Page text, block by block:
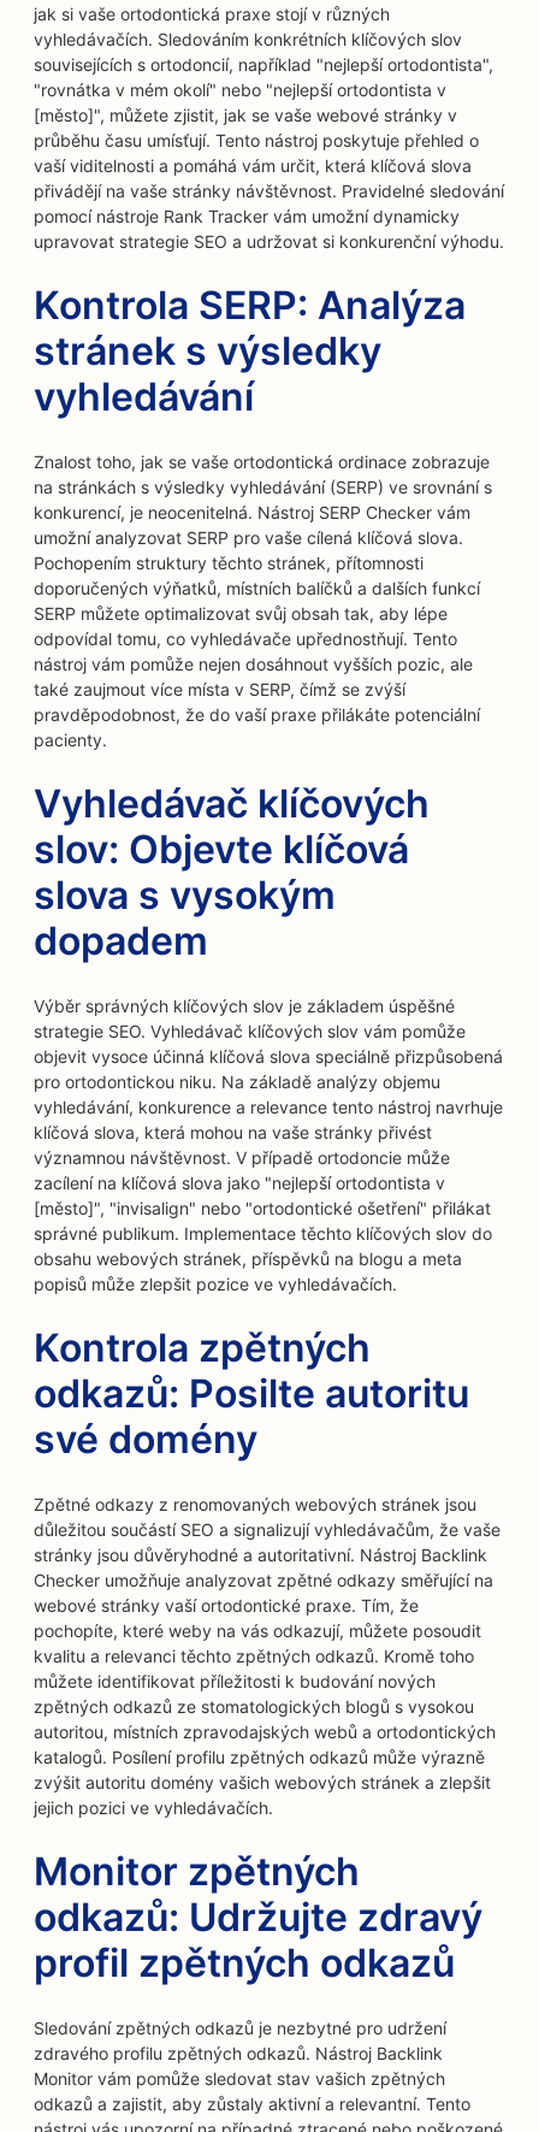
jak si vaše ortodontická praxe stojí v různých
vyhledávačích. Sledováním konkrétních klíčových slov
souvisejících s ortodoncií, například "nejlepší ortodontista",
"rovnátka v mém okolí" nebo "nejlepší ortodontista v
[město]", můžete zjistit, jak se vaše webové stránky v
průběhu času umísťují. Tento nástroj poskytuje přehled o
vaší viditelnosti a pomáhá vám určit, která klíčová slova
přivádějí na vaše stránky návštěvnost. Pravidelné sledování
pomocí nástroje Rank Tracker vám umožní dynamicky
upravovat strategie SEO a udržovat si konkurenční výhodu.
Kontrola SERP: Analýza
stránek s výsledky
vyhledávání
Znalost toho, jak se vaše ortodontická ordinace zobrazuje
na stránkách s výsledky vyhledávání (SERP) ve srovnání s
konkurencí, je neocenitelná. Nástroj SERP Checker vám
umožní analyzovat SERP pro vaše cílená klíčová slova.
Pochopením struktury těchto stránek, přítomnosti
doporučených výňatků, místních balíčků a dalších funkcí
SERP můžete optimalizovat svůj obsah tak, aby lépe
odpovídal tomu, co vyhledávače upřednostňují. Tento
nástroj vám pomůže nejen dosáhnout vyšších pozic, ale
také zaujmout více místa v SERP, čímž se zvýší
pravděpodobnost, že do vaší praxe přilákáte potenciální
pacienty.
Vyhledávač klíčových
slov: Objevte klíčová
slova s vysokým
dopadem
Výběr správných klíčových slov je základem úspěšné
strategie SEO. Vyhledávač klíčových slov vám pomůže
objevit vysoce účinná klíčová slova speciálně přizpůsobená
pro ortodontickou niku. Na základě analýzy objemu
vyhledávání, konkurence a relevance tento nástroj navrhuje
klíčová slova, která mohou na vaše stránky přivést
významnou návštěvnost. V případě ortodoncie může
zacílení na klíčová slova jako "nejlepší ortodontista v
[město]", "invisalign" nebo "ortodontické ošetření" přilákat
správné publikum. Implementace těchto klíčových slov do
obsahu webových stránek, příspěvků na blogu a meta
popisů může zlepšit pozice ve vyhledávačích.
Kontrola zpětných
odkazů: Posilte autoritu
své domény
Zpětné odkazy z renomovaných webových stránek jsou
důležitou součástí SEO a signalizují vyhledávačům, že vaše
stránky jsou důvěryhodné a autoritativní. Nástroj Backlink
Checker umožňuje analyzovat zpětné odkazy směřující na
webové stránky vaší ortodontické praxe. Tím, že
pochopíte, které weby na vás odkazují, můžete posoudit
kvalitu a relevanci těchto zpětných odkazů. Kromě toho
můžete identifikovat příležitosti k budování nových
zpětných odkazů ze stomatologických blogů s vysokou
autoritou, místních zpravodajských webů a ortodontických
katalogů. Posílení profilu zpětných odkazů může výrazně
zvýšit autoritu domény vašich webových stránek a zlepšit
jejich pozici ve vyhledávačích.
Monitor zpětných
odkazů: Udržujte zdravý
profil zpětných odkazů
Sledování zpětných odkazů je nezbytné pro udržení
zdravého profilu zpětných odkazů. Nástroj Backlink
Monitor vám pomůže sledovat stav vašich zpětných
odkazů a zajistit, aby zůstaly aktivní a relevantní. Tento